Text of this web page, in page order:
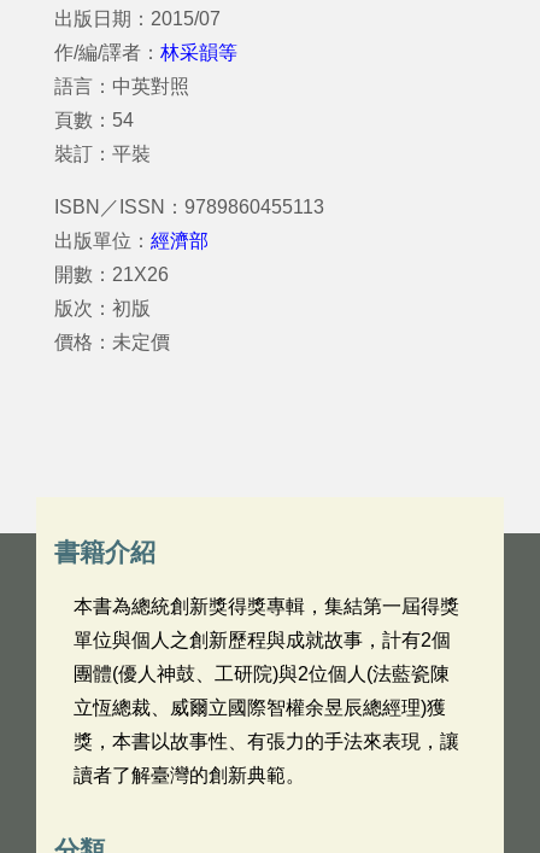
出版日期：2015/07
作/編/譯者： 林采韻等
語言：中英對照
頁數：54
裝訂：平裝
ISBN／ISSN：9789860455113
出版單位： 經濟部
開數：21X26
版次：初版
價格：未定價
書籍介紹
本書為總統創新獎得獎專輯，集結第一屆得獎
單位與個人之創新歷程與成就故事，計有2個
團體(優人神鼓、工研院)與2位個人(法藍瓷陳
立恆總裁、威爾立國際智權余昱辰總經理)獲
獎，本書以故事性、有張力的手法來表現，讓
讀者了解臺灣的創新典範。